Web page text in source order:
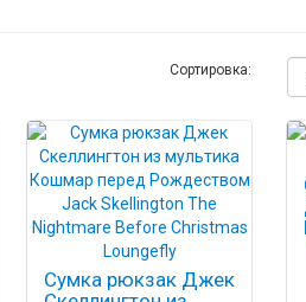
Сортировка:
Сумка рюкзак Джек